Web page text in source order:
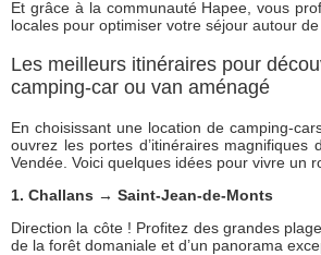
Et grâce à la communauté Hapee, vous
locales pour optimiser votre séjour autour de
Les meilleurs itinéraires pour
camping-car ou van aménagé
En choisissant une location de camping-
ouvrez les portes d’itinéraires magnifiques
Vendée. Voici quelques idées pour vivre un
1. Challans → Saint-Jean-de-Monts
Direction la côte ! Profitez des grandes
de la forêt domaniale et d’un panorama